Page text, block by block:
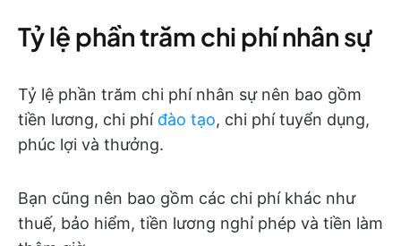
Tỷ lệ phần trăm chi phí nhân sự
Tỷ lệ phần trăm chi phí nhân sự nên bao gồm
tiền lương, chi phí đào tạo, chi phí tuyển dụng,
phúc lợi và thưởng.
Bạn cũng nên bao gồm các chi phí khác như
thuế, bảo hiểm, tiền lương nghỉ phép và tiền làm